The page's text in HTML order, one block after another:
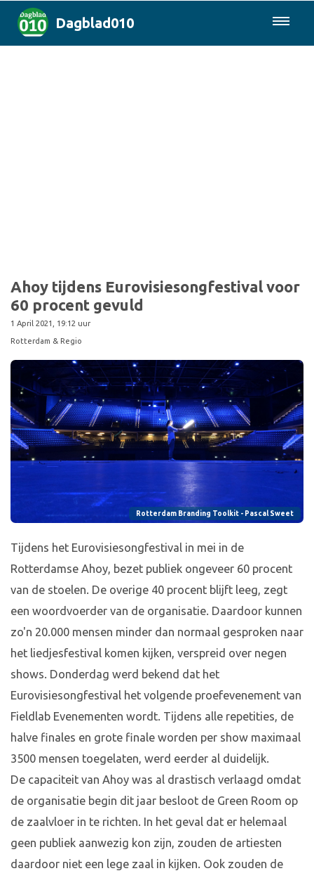
Dagblad010
Ahoy tijdens Eurovisiesongfestival voor
60 procent gevuld
1 April 2021, 19:12 uur
Rotterdam & Regio
Rotterdam Branding Toolkit - Pascal Sweet
Tijdens het Eurovisiesongfestival in mei in de
Rotterdamse Ahoy, bezet publiek ongeveer 60 procent
van de stoelen. De overige 40 procent blijft leeg, zegt
een woordvoerder van de organisatie. Daardoor kunnen
zo'n 20.000 mensen minder dan normaal gesproken naar
het liedjesfestival komen kijken, verspreid over negen
shows. Donderdag werd bekend dat het
Eurovisiesongfestival het volgende proefevenement van
Fieldlab Evenementen wordt. Tijdens alle repetities, de
halve finales en grote finale worden per show maximaal
3500 mensen toegelaten, werd eerder al duidelijk.
De capaciteit van Ahoy was al drastisch verlaagd omdat
de organisatie begin dit jaar besloot de Green Room op
de zaalvloer in te richten. In het geval dat er helemaal
geen publiek aanwezig kon zijn, zouden de artiesten
daardoor niet een lege zaal in kijken. Ook zouden de